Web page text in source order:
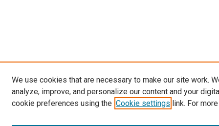
We use cookies that are necessary to make our site work.
analyze, improve, and personalize our content and your
cookie preferences using the Cookie settings link. For